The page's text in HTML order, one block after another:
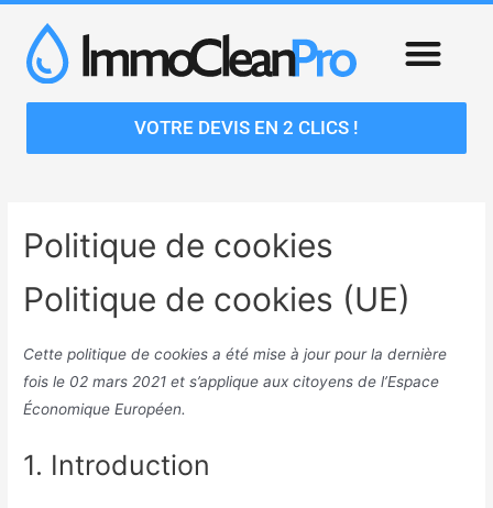
VOTRE DEVIS EN 2 CLICS !
Politique de cookies
Politique de cookies (UE)
Cette politique de cookies a été mise à jour pour la dernière
fois le 02 mars 2021 et s’applique aux citoyens de l’Espace
Économique Européen.
1. Introduction